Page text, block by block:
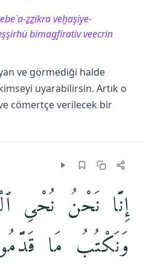
ẕẕikra veḫaşiye-
bimagfirativ veecrin
ve görmediği halde
uyarabilirsin. Artık o
cömertçe verilecek bir
إِنَّا نَحْنُ نُحْىِ
وَنَكْتُبُ مَا